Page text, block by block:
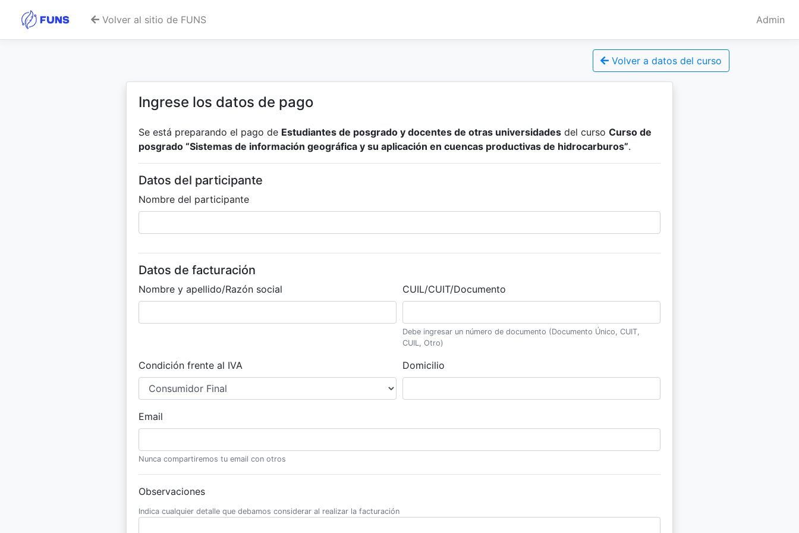
Volver al sitio de FUNS Admin
Volver a datos del curso
Ingrese los datos de pago
Se está preparando el pago de Estudiantes de posgrado y docentes de otras universidades del curso Curso de
posgrado “Sistemas de información geográfica y su aplicación en cuencas productivas de hidrocarburos”.
Datos del participante
Nombre del participante
Datos de facturación
Nombre y apellido/Razón social CUIL/CUIT/Documento
Debe ingresar un número de documento (Documento Único, CUIT,
CUIL, Otro)
Condición frente al IVA Domicilio
Email
Nunca compartiremos tu email con otros
Observaciones
Indica cualquier detalle que debamos considerar al realizar la facturación